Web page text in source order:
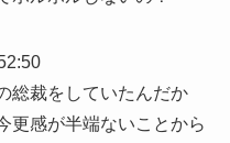
総裁をしていたんだか
更感が半端ないことから